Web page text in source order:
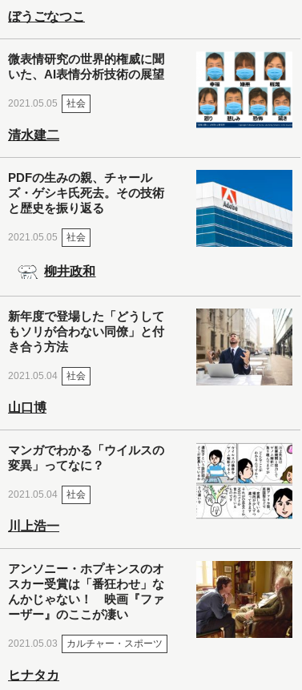
ぼうごなつこ
微表情研究の世界的権威に聞
いた、AI表情分析技術の展望
2021.05.05 社会
清水建二
PDFの生みの親、チャール
ズ・ゲシキ氏死去。その技術
と歴史を振り返る
2021.05.05 社会
柳井政和
新年度で登場した「どうして
もソリが合わない同僚」と付
き合う方法
2021.05.04 社会
山口博
マンガでわかる「ウイルスの
変異」ってなに？
2021.05.04 社会
川上浩一
アンソニー・ホプキンスのオ
スカー受賞は「番狂わせ」な
んかじゃない！ 映画『ファ
ーザー』のここが凄い
2021.05.03 カルチャー・スポーツ
ヒナタカ